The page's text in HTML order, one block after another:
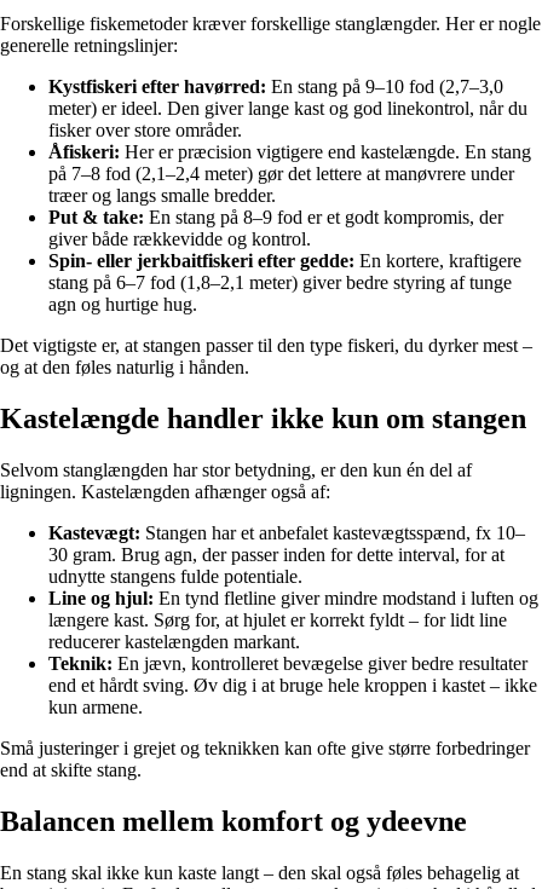
Forskellige fiskemetoder kræver forskellige stanglængder. Her er nogle
generelle retningslinjer:
Kystfiskeri efter havørred: En stang på 9–10 fod (2,7–3,0
meter) er ideel. Den giver lange kast og god linekontrol, når du
fisker over store områder.
Åfiskeri: Her er præcision vigtigere end kastelængde. En stang
på 7–8 fod (2,1–2,4 meter) gør det lettere at manøvrere under
træer og langs smalle bredder.
Put & take: En stang på 8–9 fod er et godt kompromis, der
giver både rækkevidde og kontrol.
Spin- eller jerkbaitfiskeri efter gedde: En kortere, kraftigere
stang på 6–7 fod (1,8–2,1 meter) giver bedre styring af tunge
agn og hurtige hug.
Det vigtigste er, at stangen passer til den type fiskeri, du dyrker mest –
og at den føles naturlig i hånden.
Kastelængde handler ikke kun om stangen
Selvom stanglængden har stor betydning, er den kun én del af
ligningen. Kastelængden afhænger også af:
Kastevægt: Stangen har et anbefalet kastevægtsspænd, fx 10–
30 gram. Brug agn, der passer inden for dette interval, for at
udnytte stangens fulde potentiale.
Line og hjul: En tynd fletline giver mindre modstand i luften og
længere kast. Sørg for, at hjulet er korrekt fyldt – for lidt line
reducerer kastelængden markant.
Teknik: En jævn, kontrolleret bevægelse giver bedre resultater
end et hårdt sving. Øv dig i at bruge hele kroppen i kastet – ikke
kun armene.
Små justeringer i grejet og teknikken kan ofte give større forbedringer
end at skifte stang.
Balancen mellem komfort og ydeevne
En stang skal ikke kun kaste langt – den skal også føles behagelig at